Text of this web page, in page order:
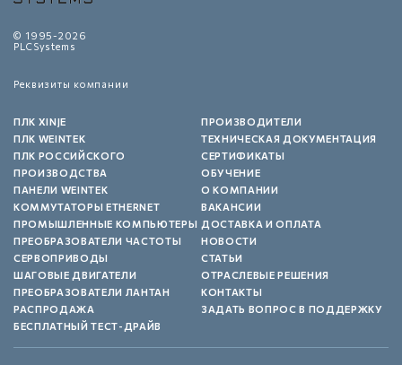
© 1995-2026
PLCSystems
Реквизиты компании
ПЛК XINJE
ПЛК WEINTEK
ПЛК РОССИЙСКОГО
ПРОИЗВОДСТВА
ПАНЕЛИ WEINTEK
КОММУТАТОРЫ ETHERNET
ПРОМЫШЛЕННЫЕ КОМПЬЮТЕРЫ
ПРЕОБРАЗОВАТЕЛИ ЧАСТОТЫ
СЕРВОПРИВОДЫ
ШАГОВЫЕ ДВИГАТЕЛИ
ПРЕОБРАЗОВАТЕЛИ ЛАНТАН
РАСПРОДАЖА
БЕСПЛАТНЫЙ ТЕСТ-ДРАЙВ
ПРОИЗВОДИТЕЛИ
ТЕХНИЧЕСКАЯ ДОКУМЕНТАЦИЯ
СЕРТИФИКАТЫ
ОБУЧЕНИЕ
О КОМПАНИИ
ВАКАНСИИ
ДОСТАВКА И ОПЛАТА
НОВОСТИ
СТАТЬИ
ОТРАСЛЕВЫЕ РЕШЕНИЯ
КОНТАКТЫ
ЗАДАТЬ ВОПРОС В ПОДДЕРЖКУ